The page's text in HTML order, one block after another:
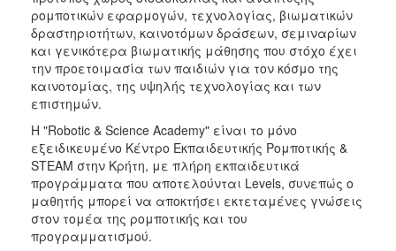
ρομποτικών εφαρμογών, τεχνολογίας, βιωματικών
δραστηριοτήτων, καινοτόμων δράσεων, σεμιναρίων
και γενικότερα βιωματικής μάθησης που στόχο έχει
την προετοιμασία των παιδιών για τον κόσμο της
καινοτομίας, της υψηλής τεχνολογίας και των
επιστημών.
Η "Robotic & Science Academy" είναι το μόνο
εξειδικευμένο Κέντρο Εκπαιδευτικής Ρομποτικής &
STEAM στην Κρήτη, με πλήρη εκπαιδευτικά
προγράμματα που αποτελούνται Levels, συνεπώς ο
μαθητής μπορεί να αποκτήσει εκτεταμένες γνώσεις
στον τομέα της ρομποτικής και του
προγραμματισμού.